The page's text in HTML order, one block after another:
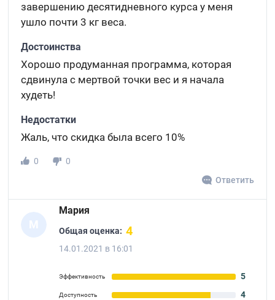
завершению десятидневного курса у меня
ушло почти 3 кг веса.
Достоинства
Хорошо продуманная программа, которая
сдвинула с мертвой точки вес и я начала
худеть!
Недостатки
Жаль, что скидка была всего 10%
0
0
Ответить
М
Мария
Общая оценка: 4
14.01.2021 в 16:01
Эффективность 5
Доступность 4